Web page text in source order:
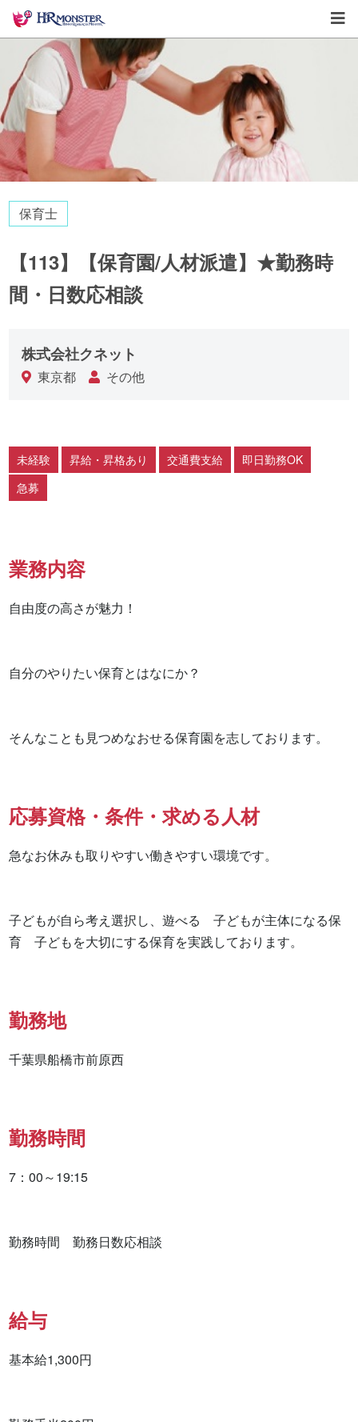
保育士
【113】【保育園/人材派遣】★勤務時
間・日数応相談
株式会社クネット
東京都 その他
未経験 昇給・昇格あり 交通費支給
即日勤務OK
急募
業務内容
自由度の高さが魅力！
自分のやりたい保育とはなにか？
そんなことも見つめなおせる保育園を志しております。
応募資格・条件・求める人材
急なお休みも取りやすい働きやすい環境です。
子どもが自ら考え選択し、遊べる　子どもが主体になる保
育　子どもを大切にする保育を実践しております。
勤務地
千葉県船橋市前原西
勤務時間
7：00～19:15
勤務時間　勤務日数応相談
給与
基本給1,300円